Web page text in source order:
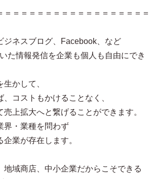
＝＝＝＝＝＝＝＝＝＝＝＝＝＝＝＝＝＝
ジネスブログ、Facebook、など
た情報発信を企業も個人も自由にでき
かして、
、コストもかけることなく、
売上拡大へと繋げることができます。
界・業種を問わず
業が存在します。
地域商店、中小企業だからこそできる